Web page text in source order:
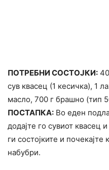
ПОТРЕБНИ СОСТОЈКИ:
сув квасец (1 кесичка), 1
масло, 700 г брашно (тип
ПОСТАПКА: Во еден
додајте го сувиот квасец
ги состојките и
набубри.